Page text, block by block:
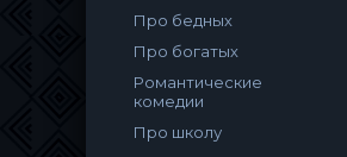
Про бедных
Про богатых
Романтические
комедии
Про школу